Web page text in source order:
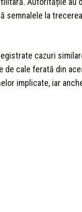
la
cazuri
de cale ferată din
implicate, iar